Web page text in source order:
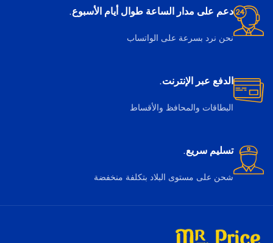
دعم على مدار الساعة طوال أيام الأسبوع.
نحن نرد بسرعة على الواتساب
الدفع عبر الإنترنت.
البطاقات والمحافظ والأقساط
تسليم سريع.
شحن على مستوى البلاد بتكلفة منخفضة